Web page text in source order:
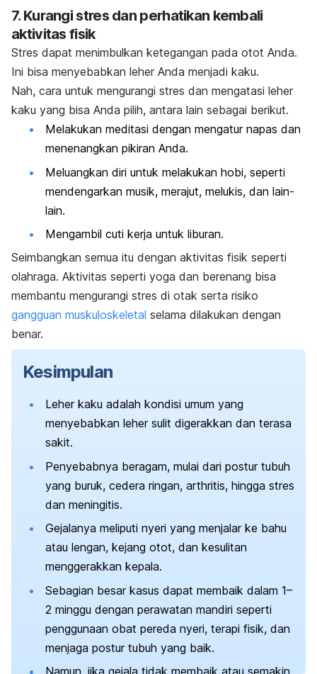
7. Kurangi stres dan perhatikan kembali
aktivitas fisik
Stres dapat menimbulkan ketegangan pada otot Anda.
Ini bisa menyebabkan leher Anda menjadi kaku.
Nah, cara untuk mengurangi stres dan mengatasi leher
kaku yang bisa Anda pilih, antara lain sebagai berikut.
Melakukan meditasi dengan mengatur napas dan
menenangkan pikiran Anda.
Meluangkan diri untuk melakukan hobi, seperti
mendengarkan musik, merajut, melukis, dan lain-
lain.
Mengambil cuti kerja untuk liburan.
Seimbangkan semua itu dengan aktivitas fisik seperti
olahraga. Aktivitas seperti yoga dan berenang bisa
membantu mengurangi stres di otak serta risiko
gangguan muskuloskeletal selama dilakukan dengan
benar.
Kesimpulan
Leher kaku adalah kondisi umum yang
menyebabkan leher sulit digerakkan dan terasa
sakit.
Penyebabnya beragam, mulai dari postur tubuh
yang buruk, cedera ringan, arthritis, hingga stres
dan meningitis.
Gejalanya meliputi nyeri yang menjalar ke bahu
atau lengan, kejang otot, dan kesulitan
menggerakkan kepala.
Sebagian besar kasus dapat membaik dalam 1–
2 minggu dengan perawatan mandiri seperti
penggunaan obat pereda nyeri, terapi fisik, dan
menjaga postur tubuh yang baik.
Namun, jika gejala tidak membaik atau semakin